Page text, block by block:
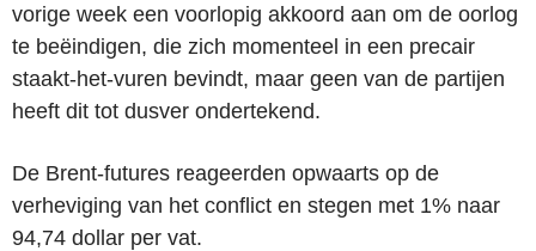
vorige week een voorlopig akkoord aan om de oorlog
te beëindigen, die zich momenteel in een precair
staakt-het-vuren bevindt, maar geen van de partijen
heeft dit tot dusver ondertekend.
De Brent-futures reageerden opwaarts op de
verheviging van het conflict en stegen met 1% naar
94,74 dollar per vat.